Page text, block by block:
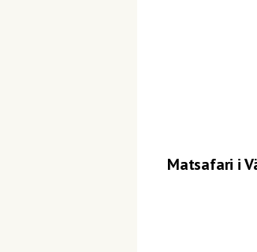
Matsafari i